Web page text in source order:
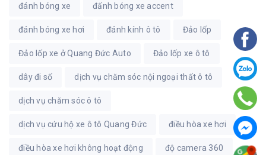
đánh bóng xe đấnh bóng xe accent
đánh bóng xe hơi đánh kính ô tô Đảo lốp
Đảo lốp xe ở Quang Đức Auto Đảo lốp xe ô tô
dây đi số dịch vụ chăm sóc nội ngoại thất ô tô
dịch vụ chăm sóc ô tô
dịch vụ cứu hộ xe ô tô Quang Đức điều hòa xe hơi
điều hòa xe hơi không hoạt động độ camera 360